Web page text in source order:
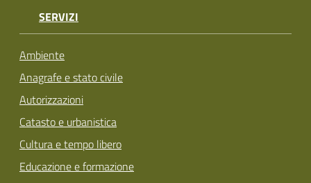
SERVIZI
Ambiente
Anagrafe e stato civile
Autorizzazioni
Catasto e urbanistica
Cultura e tempo libero
Educazione e formazione